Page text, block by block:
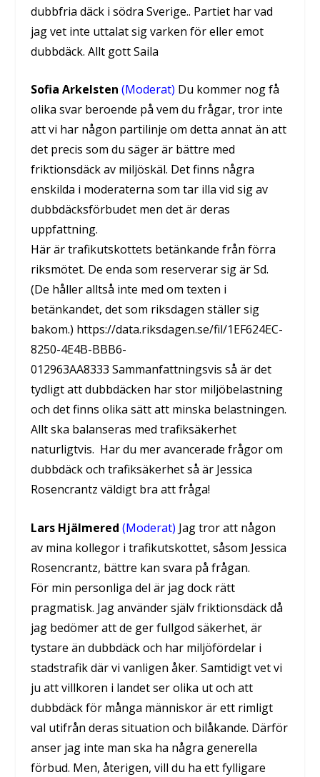
dubbfria däck i södra Sverige.. Partiet har vad
jag vet inte uttalat sig varken för eller emot
dubbdäck. Allt gott Saila
Sofia Arkelsten (Moderat) Du kommer nog få
olika svar beroende på vem du frågar, tror inte
att vi har någon partilinje om detta annat än att
det precis som du säger är bättre med
friktionsdäck av miljöskäl. Det finns några
enskilda i moderaterna som tar illa vid sig av
dubbdäcksförbudet men det är deras
uppfattning.
Här är trafikutskottets betänkande från förra
riksmötet. De enda som reserverar sig är Sd.
(De håller alltså inte med om texten i
betänkandet, det som riksdagen ställer sig
bakom.) https://data.riksdagen.se/fil/1EF624EC-
8250-4E4B-BBB6-
012963AA8333 Sammanfattningsvis så är det
tydligt att dubbdäcken har stor miljöbelastning
och det finns olika sätt att minska belastningen.
Allt ska balanseras med trafiksäkerhet
naturligtvis. Har du mer avancerade frågor om
dubbdäck och trafiksäkerhet så är Jessica
Rosencrantz väldigt bra att fråga!
Lars Hjälmered (Moderat) Jag tror att någon
av mina kollegor i trafikutskottet, såsom Jessica
Rosencrantz, bättre kan svara på frågan.
För min personliga del är jag dock rätt
pragmatisk. Jag använder själv friktionsdäck då
jag bedömer att de ger fullgod säkerhet, är
tystare än dubbdäck och har miljöfördelar i
stadstrafik där vi vanligen åker. Samtidigt vet vi
ju att villkoren i landet ser olika ut och att
dubbdäck för många människor är ett rimligt
val utifrån deras situation och bilåkande. Därför
anser jag inte man ska ha några generella
förbud. Men, återigen, vill du ha ett fylligare